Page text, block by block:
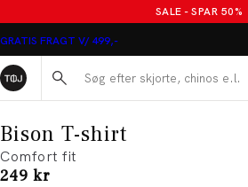
SALE - SPAR 50%
GRATIS FRAGT V/ 499,-
Søg her...
Bison T-shirt
Comfort fit
I alt (inkl. rabat)
249 kr